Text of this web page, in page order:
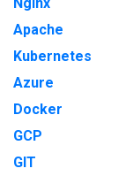
Apache
Kubernetes
Azure
Docker
GCP
GIT